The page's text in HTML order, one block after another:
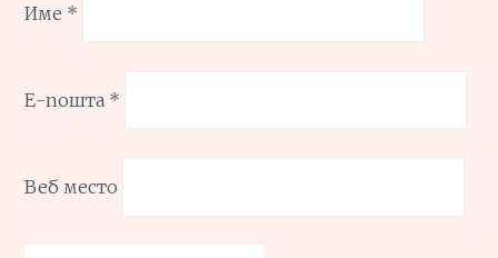
Име *
Е-пошта *
Веб место